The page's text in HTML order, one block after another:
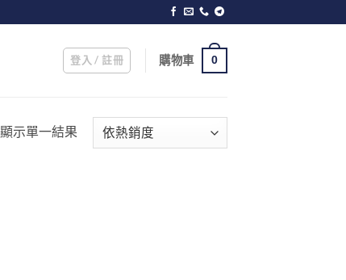
登入 / 註冊 購物車 0
顯示單一結果